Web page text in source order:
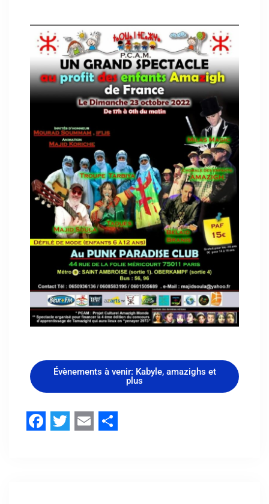
Évènements à venir: Kabyle, amazighs et
plus